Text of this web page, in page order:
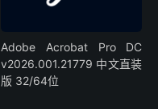
Adobe Acrobat Pro DC
v2026.001.21779 中文直装
版 32/64位